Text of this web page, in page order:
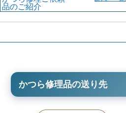
品のご紹介
かつら修理品の送り先